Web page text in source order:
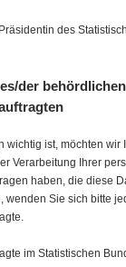
des
der behördlichen
wichtig ist, möchten
Verarbeitung Ihrer
haben, die diese
wenden Sie sich bitte
im Statistischen